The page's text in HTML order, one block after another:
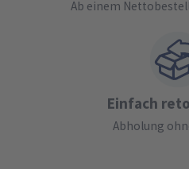
Ab einem
Einfach
Abholung